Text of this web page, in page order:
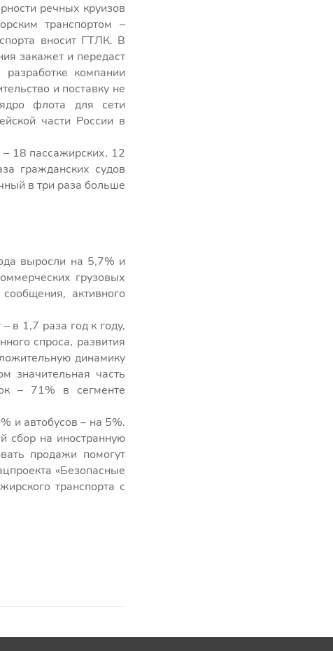
речных круизов
транспортом –
вносит ГТЛК. В
закажет и передаст
компании
и поставку не
флота для сети
части России в
18 пассажирских, 12
гражданских судов
в три раза больше
выросли на 5,7% и
грузовых
активного
в 1,7 раза год к году,
спроса, развития
динамику
значительная часть
– 71% в сегменте
и автобусов – на 5%.
сбор на иностранную
продажи помогут
«Безопасные
транспорта с